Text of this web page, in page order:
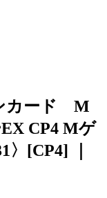
カード M
CP4 Mゲ
[CP4] ｜